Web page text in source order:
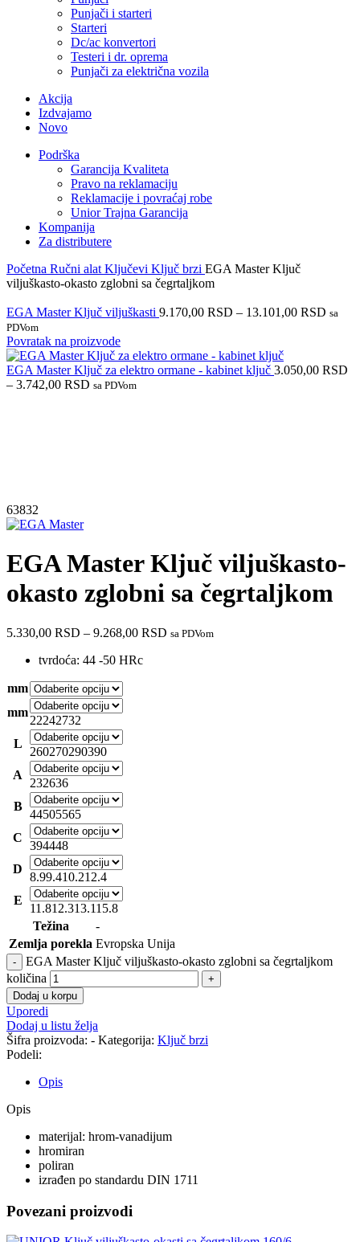
Punjači i starteri
Starteri
Dc/ac konvertori
Testeri i dr. oprema
Punjači za električna vozila
Akcija
Izdvajamo
Novo
Podrška
Garancija Kvaliteta
Pravo na reklamaciju
Reklamacije i povraćaj robe
Unior Trajna Garancija
Kompanija
Za distributere
Početna Ručni alat Ključevi Ključ brzi EGA Master Ključ
viljuškasto-okasto zglobni sa čegrtaljkom
EGA Master Ključ viljuškasti 9.170,00 RSD – 13.101,00 RSD sa
PDVom
Povratak na proizvode
EGA Master Ključ za elektro ormane - kabinet ključ 3.050,00 RSD
– 3.742,00 RSD sa PDVom
63832
EGA Master Ključ viljuškasto-
okasto zglobni sa čegrtaljkom
5.330,00 RSD – 9.268,00 RSD sa PDVom
tvrdoća: 44 -50 HRc
mm
mm
22242732
L
260270290390
A
232636
B
44505565
C
394448
D
8.99.410.212.4
E
11.812.313.115.8
Težina
-
Zemlja porekla Evropska Unija
EGA Master Ključ viljuškasto-okasto zglobni sa čegrtaljkom
količina
Dodaj u korpu
Uporedi
Dodaj u listu želja
Šifra proizvoda: - Kategorija: Ključ brzi
Podeli:
Opis
Opis
materijal: hrom-vanadijum
hromiran
poliran
izrađen po standardu DIN 1711
Povezani proizvodi